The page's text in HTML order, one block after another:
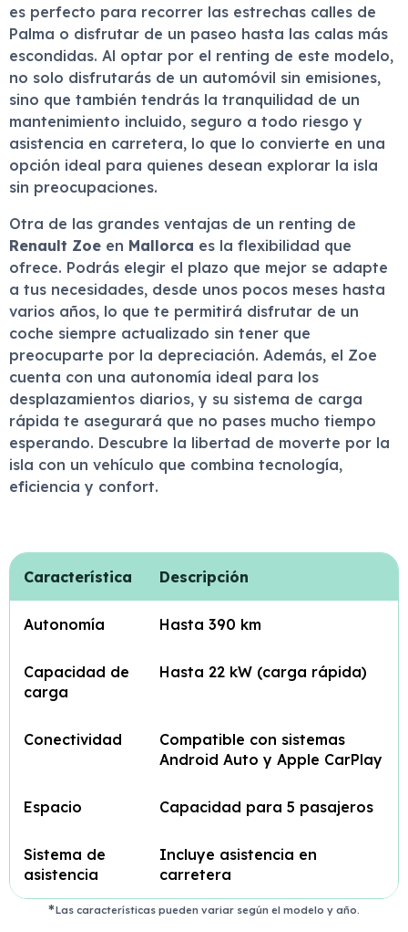
es perfecto para recorrer las estrechas calles de
Palma o disfrutar de un paseo hasta las calas más
escondidas. Al optar por el renting de este modelo,
no solo disfrutarás de un automóvil sin emisiones,
sino que también tendrás la tranquilidad de un
mantenimiento incluido, seguro a todo riesgo y
asistencia en carretera, lo que lo convierte en una
opción ideal para quienes desean explorar la isla
sin preocupaciones.
Otra de las grandes ventajas de un renting de
Renault Zoe en Mallorca es la flexibilidad que
ofrece. Podrás elegir el plazo que mejor se adapte
a tus necesidades, desde unos pocos meses hasta
varios años, lo que te permitirá disfrutar de un
coche siempre actualizado sin tener que
preocuparte por la depreciación. Además, el Zoe
cuenta con una autonomía ideal para los
desplazamientos diarios, y su sistema de carga
rápida te asegurará que no pases mucho tiempo
esperando. Descubre la libertad de moverte por la
isla con un vehículo que combina tecnología,
eficiencia y confort.
Característica Descripción
Autonomía Hasta 390 km
Capacidad de
carga
Hasta 22 kW (carga rápida)
Conectividad
Compatible con sistemas
Android Auto y Apple CarPlay
Espacio Capacidad para 5 pasajeros
Sistema de
asistencia
Incluye asistencia en
carretera
Las características pueden variar según el modelo y año.